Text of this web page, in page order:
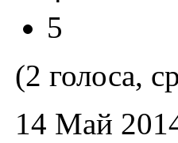
5
(2 голоса,
14 Май